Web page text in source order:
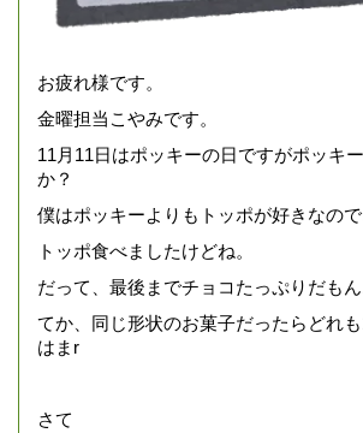
お疲れ様です。
金曜担当こやみです。
11月11日はポッキーの日ですがポッキ
か？
僕はポッキーよりもトッポが好きなので
トッポ食べましたけどね。
だって、最後までチョコたっぷりだもん
てか、同じ形状のお菓子だったらどれ
はまr
さて